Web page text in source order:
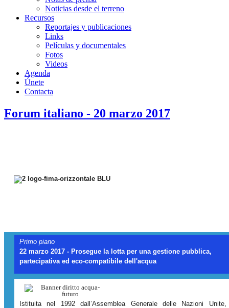
Noticias desde el terreno
Recursos
Reportajes y publicaciones
Links
Películas y documentales
Fotos
Videos
Agenda
Únete
Contacta
Forum italiano - 20 marzo 2017
Primo piano
22 marzo 2017 - Prosegue la lotta per una gestione pubblica,
partecipativa ed eco-compatibile dell'acqua
Istituita nel 1992 dall’Assemblea Generale delle Nazioni